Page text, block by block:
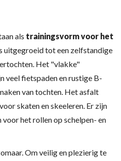
als trainingsvorm voor het
uitgegroeid tot een zelfstandige
Het "vlakke"
veel fietspaden en rustige B-
van tochten. Het asfalt
skaten en skeeleren. Er zijn
het rollen op schelpen- en
Om veilig en plezierig te